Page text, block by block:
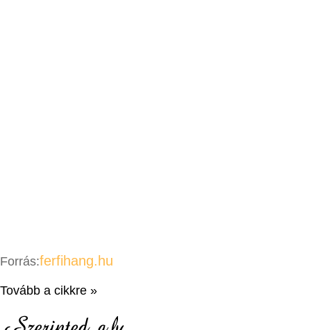
Forrás:ferfihang.hu
Tovább a cikkre »